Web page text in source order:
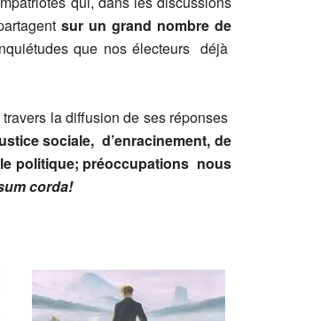
sur un grand nombre de
que nos électeurs déjà
la diffusion de ses réponses
sociale, d’enracinement, de
politique; préoccupations nous
corda!